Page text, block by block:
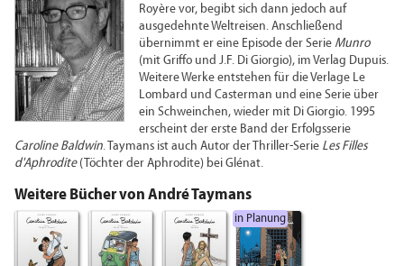
Royère vor, begibt sich dann jedoch auf
ausgedehnte Weltreisen. Anschließend
übernimmt er eine Episode der Serie Munro
(mit Griffo und J.F. Di Giorgio), im Verlag Dupuis.
Weitere Werke entstehen für die Verlage Le
Lombard und Casterman und eine Serie über
ein Schweinchen, wieder mit Di Giorgio. 1995
erscheint der erste Band der Erfolgsserie
Caroline Baldwin. Taymans ist auch Autor der Thriller-Serie Les Filles
d'Aphrodite(Töchter der Aphrodite) bei Glénat.
Weitere Bücher von André Taymans
in Planung